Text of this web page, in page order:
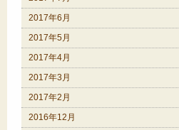
2017年6月
2017年5月
2017年4月
2017年3月
2017年2月
2016年12月